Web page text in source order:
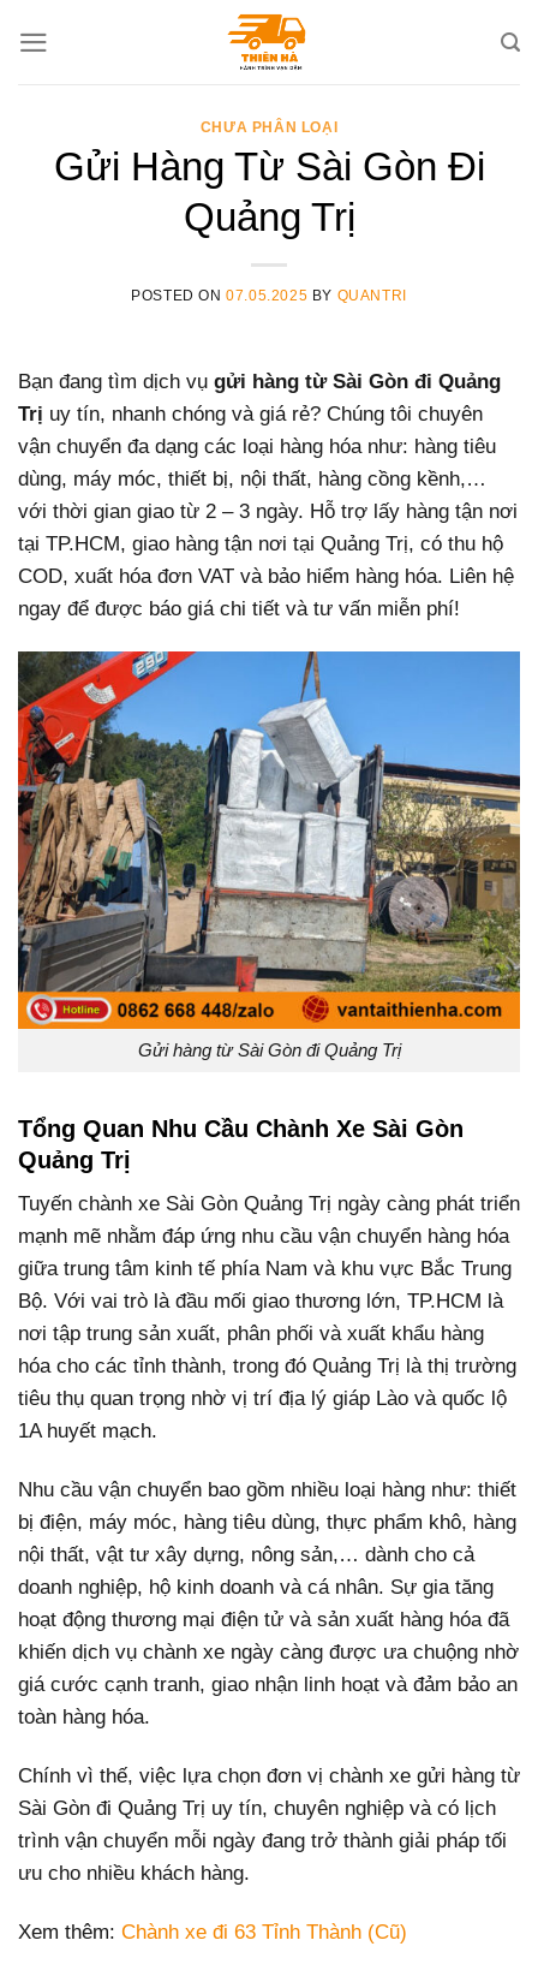
CHƯA PHÂN LOẠI
Gửi Hàng Từ Sài Gòn Đi
Quảng Trị
POSTED ON07.05.2025 BY QUANTRI
Bạn đang tìm dịch vụ gửi hàng từ Sài Gòn đi Quảng
Trị uy tín, nhanh chóng và giá rẻ? Chúng tôi chuyên
vận chuyển đa dạng các loại hàng hóa như: hàng tiêu
dùng, máy móc, thiết bị, nội thất, hàng cồng kềnh,…
với thời gian giao từ 2 – 3 ngày. Hỗ trợ lấy hàng tận nơi
tại TP.HCM, giao hàng tận nơi tại Quảng Trị, có thu hộ
COD, xuất hóa đơn VAT và bảo hiểm hàng hóa. Liên hệ
ngay để được báo giá chi tiết và tư vấn miễn phí!
Gửi hàng từ Sài Gòn đi Quảng Trị
Tổng Quan Nhu Cầu Chành Xe Sài Gòn
Quảng Trị
Tuyến chành xe Sài Gòn Quảng Trị ngày càng phát triển
mạnh mẽ nhằm đáp ứng nhu cầu vận chuyển hàng hóa
giữa trung tâm kinh tế phía Nam và khu vực Bắc Trung
Bộ. Với vai trò là đầu mối giao thương lớn, TP.HCM là
nơi tập trung sản xuất, phân phối và xuất khẩu hàng
hóa cho các tỉnh thành, trong đó Quảng Trị là thị trường
tiêu thụ quan trọng nhờ vị trí địa lý giáp Lào và quốc lộ
1A huyết mạch.
Nhu cầu vận chuyển bao gồm nhiều loại hàng như: thiết
bị điện, máy móc, hàng tiêu dùng, thực phẩm khô, hàng
nội thất, vật tư xây dựng, nông sản,… dành cho cả
doanh nghiệp, hộ kinh doanh và cá nhân. Sự gia tăng
hoạt động thương mại điện tử và sản xuất hàng hóa đã
khiến dịch vụ chành xe ngày càng được ưa chuộng nhờ
giá cước cạnh tranh, giao nhận linh hoạt và đảm bảo an
toàn hàng hóa.
Chính vì thế, việc lựa chọn đơn vị chành xe gửi hàng từ
Sài Gòn đi Quảng Trị uy tín, chuyên nghiệp và có lịch
trình vận chuyển mỗi ngày đang trở thành giải pháp tối
ưu cho nhiều khách hàng.
Xem thêm: Chành xe đi 63 Tỉnh Thành (Cũ)